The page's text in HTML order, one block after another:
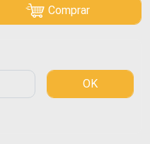
Comprar
OK